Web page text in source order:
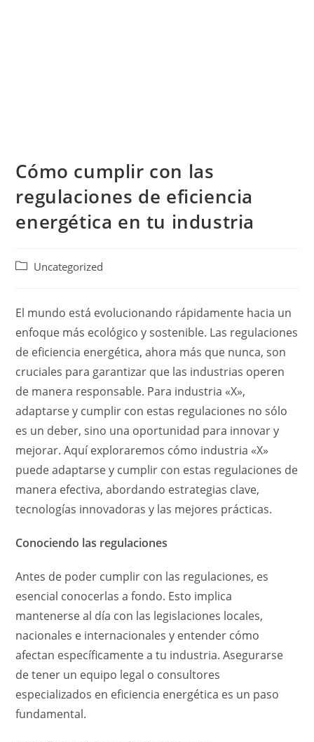
Cómo cumplir con las
regulaciones de eficiencia
energética en tu industria
Uncategorized
El mundo está evolucionando rápidamente hacia un
enfoque más ecológico y sostenible. Las regulaciones
de eficiencia energética, ahora más que nunca, son
cruciales para garantizar que las industrias operen
de manera responsable. Para industria «X»,
adaptarse y cumplir con estas regulaciones no sólo
es un deber, sino una oportunidad para innovar y
mejorar. Aquí exploraremos cómo industria «X»
puede adaptarse y cumplir con estas regulaciones de
manera efectiva, abordando estrategias clave,
tecnologías innovadoras y las mejores prácticas.
Conociendo las regulaciones
Antes de poder cumplir con las regulaciones, es
esencial conocerlas a fondo. Esto implica
mantenerse al día con las legislaciones locales,
nacionales e internacionales y entender cómo
afectan específicamente a tu industria. Asegurarse
de tener un equipo legal o consultores
especializados en eficiencia energética es un paso
fundamental.